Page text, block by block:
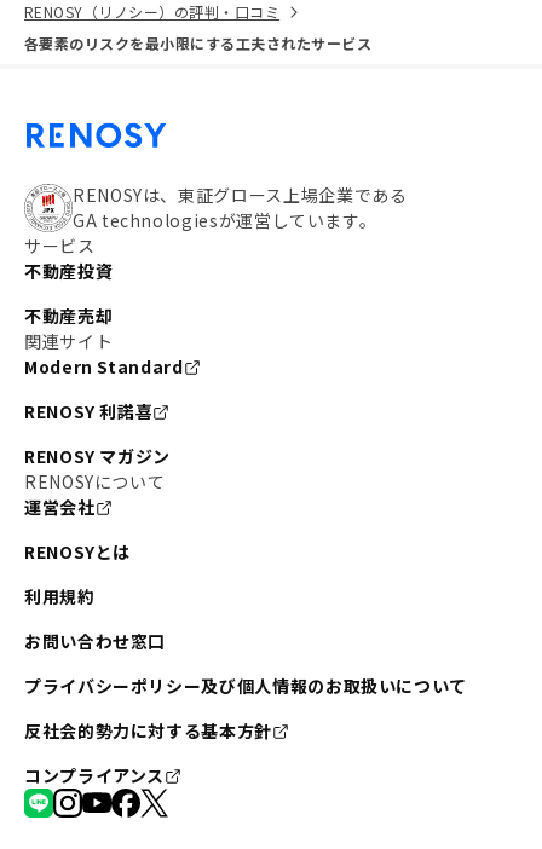
RENOSY（リノシー）の評判・口コミ
各要素のリスクを最小限にする工夫されたサービス
RENOSYは、東証グロース上場企業である
GA technologiesが運営しています。
サービス
不動産投資
不動産売却
関連サイト
Modern Standard
RENOSY 利諾喜
RENOSY マガジン
RENOSYについて
運営会社
RENOSYとは
利用規約
お問い合わせ窓口
プライバシーポリシー及び個人情報のお取扱いについて
反社会的勢力に対する基本方針
コンプライアンス